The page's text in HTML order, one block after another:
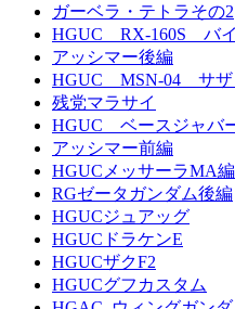
ガーベラ・テトラその2
HGUC RX-160S バ
アッシマー後編
HGUC MSN-04 サ
残党マラサイ
HGUC ベースジャバ
アッシマー前編
HGUCメッサーラMA編
RGゼータガンダム後編
HGUCジュアッグ
HGUCドラケンE
HGUCザクF2
HGUCグフカスタム